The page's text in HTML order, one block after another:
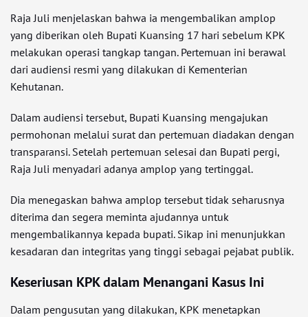
Raja Juli menjelaskan bahwa ia mengembalikan amplop
yang diberikan oleh Bupati Kuansing 17 hari sebelum KPK
melakukan operasi tangkap tangan. Pertemuan ini berawal
dari audiensi resmi yang dilakukan di Kementerian
Kehutanan.
Dalam audiensi tersebut, Bupati Kuansing mengajukan
permohonan melalui surat dan pertemuan diadakan dengan
transparansi. Setelah pertemuan selesai dan Bupati pergi,
Raja Juli menyadari adanya amplop yang tertinggal.
Dia menegaskan bahwa amplop tersebut tidak seharusnya
diterima dan segera meminta ajudannya untuk
mengembalikannya kepada bupati. Sikap ini menunjukkan
kesadaran dan integritas yang tinggi sebagai pejabat publik.
Keseriusan KPK dalam Menangani Kasus Ini
Dalam pengusutan yang dilakukan, KPK menetapkan